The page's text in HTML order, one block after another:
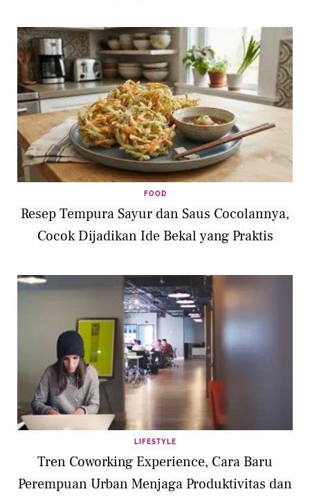
FOOD
Resep Tempura Sayur dan Saus Cocolannya,
Cocok Dijadikan Ide Bekal yang Praktis
LIFESTYLE
Tren Coworking Experience, Cara Baru
Perempuan Urban Menjaga Produktivitas dan